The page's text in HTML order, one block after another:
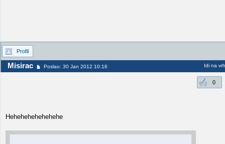
Profil
Misirac Poslao: 30 Jan 2012 10:16 Idi na vrh
0
Hehehehehehehehe